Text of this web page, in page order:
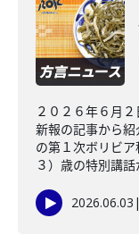
２０２６年６月
新報の記事から
の第１次ボリビ
３）歳の特別講
2026.06.03 |